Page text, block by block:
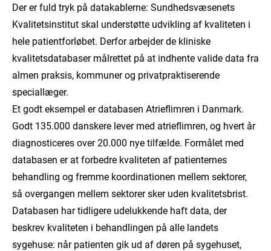
Der er fuld tryk på datakablerne: Sundhedsvæsenets
Kvalitetsinstitut skal understøtte udvikling af kvaliteten i
hele patientforløbet. Derfor arbejder de kliniske
kvalitetsdatabaser målrettet på at indhente valide data fra
almen praksis, kommuner og privatpraktiserende
speciallæger.
Et godt eksempel er databasen Atrieflimren i Danmark.
Godt 135.000 danskere lever med atrieflimren, og hvert år
diagnosticeres over 20.000 nye tilfælde. Formålet med
databasen er at forbedre kvaliteten af patienternes
behandling og fremme koordinationen mellem sektorer,
så overgangen mellem sektorer sker uden kvalitetsbrist.
Databasen har tidligere udelukkende haft data, der
beskrev kvaliteten i behandlingen på alle landets
sygehuse: når patienten gik ud af døren på sygehuset,